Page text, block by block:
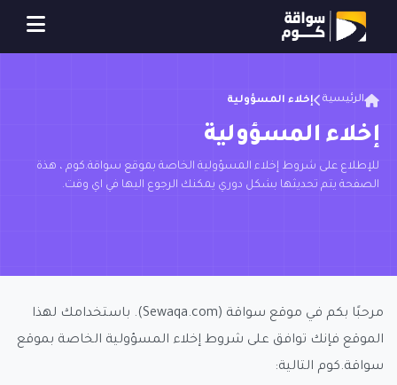
الرئيسية إخلاء المسؤولية
إخلاء المسؤولية
للإطلاع على شروط إخلاء المسؤولية الخاصة بموقع سواقة.كوم ، هذة
الصفحة يتم تحديثها بشكل دوري يمكنك الرجوع اليها في اي وقت.
مرحبًا بكم في موقع سواقة (Sewaqa.com). باستخدامك لهذا
الموقع فإنك توافق على شروط إخلاء المسؤولية الخاصة بموقع
سواقة.كوم التالية: